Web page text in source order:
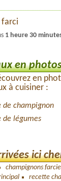
farci
1 heure 30
en
en
à cuisiner :
de champignon
de légumes
ici
champignons
recette